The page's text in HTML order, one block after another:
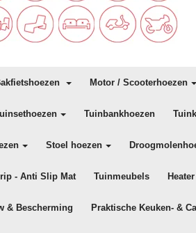
Motor / Scooterhoezen
Tuinbankhoezen
Stoel hoezen
- Anti Slip Mat Tuinmeubels
& Bescherming Praktische Keuken- &